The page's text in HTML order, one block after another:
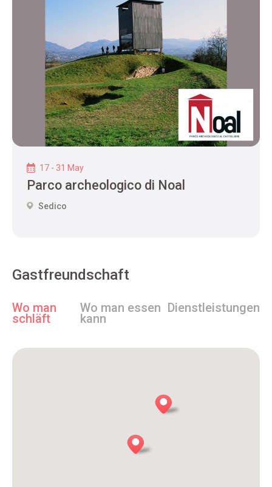
17 - 31 May
Parco archeologico di Noal
Sedico
Gastfreundschaft
Wo man
schläft
Wo man essen
kann
Dienstleistungen